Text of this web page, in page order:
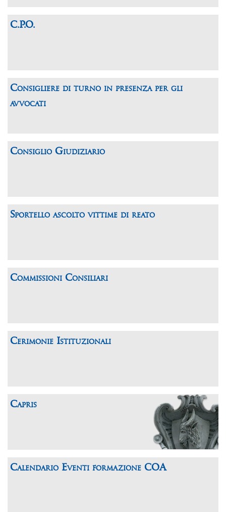
C.P.O.
Consigliere di turno in presenza per gli
avvocati
Consiglio Giudiziario
Sportello ascolto vittime di reato
Commissioni Consiliari
Cerimonie Istituzionali
Capris
Calendario Eventi formazione COA